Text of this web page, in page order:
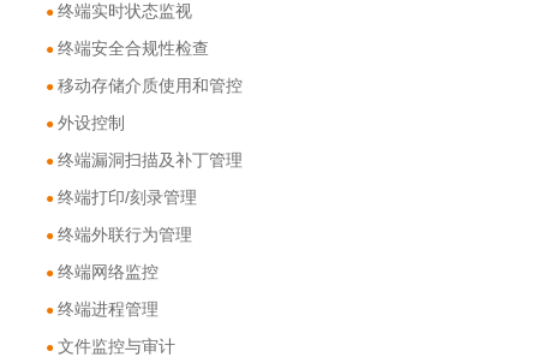
● 终端实时状态监视
● 终端安全合规性检查
● 移动存储介质使用和管控
● 外设控制
● 终端漏洞扫描及补丁管理
● 终端打印/刻录管理
● 终端外联行为管理
● 终端网络监控
● 终端进程管理
● 文件监控与审计